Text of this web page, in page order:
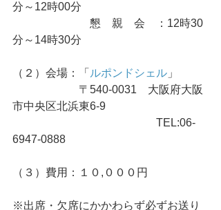
分～12時00分
懇　親　会　：12時30
分～14時30分
（２）会場：「 ルポンドシェル 」
〒540-0031　大阪府大阪
市中央区北浜東6-9
TEL:06-
6947-0888
（３）費用：１０,０００円
※出席・欠席にかかわらず必ずお送り